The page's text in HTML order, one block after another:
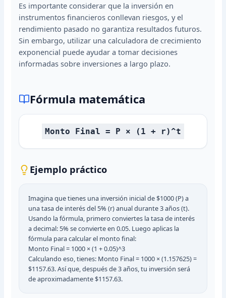
Es importante considerar que la inversión en
instrumentos financieros conllevan riesgos, y el
rendimiento pasado no garantiza resultados futuros.
Sin embargo, utilizar una calculadora de crecimiento
exponencial puede ayudar a tomar decisiones
informadas sobre inversiones a largo plazo.
Fórmula matemática
Monto Final = P × (1 + r)^t
Ejemplo práctico
Imagina que tienes una inversión inicial de $1000 (P) a
una tasa de interés del 5% (r) anual durante 3 años (t).
Usando la fórmula, primero conviertes la tasa de interés
a decimal: 5% se convierte en 0.05. Luego aplicas la
fórmula para calcular el monto final:
Monto Final = 1000 × (1 + 0.05)^3
Calculando eso, tienes: Monto Final = 1000 × (1.157625) =
$1157.63. Así que, después de 3 años, tu inversión será
de aproximadamente $1157.63.